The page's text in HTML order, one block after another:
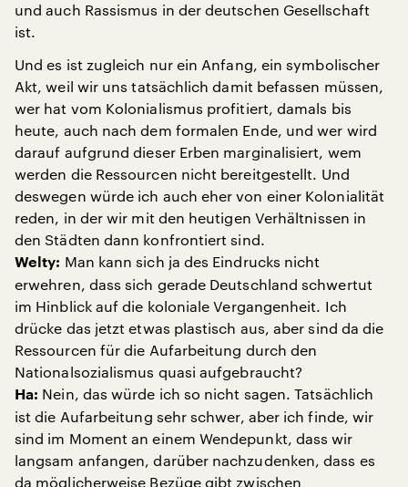
und auch Rassismus in der deutschen Gesellschaft
ist.
Und es ist zugleich nur ein Anfang, ein symbolischer
Akt, weil wir uns tatsächlich damit befassen müssen,
wer hat vom Kolonialismus profitiert, damals bis
heute, auch nach dem formalen Ende, und wer wird
darauf aufgrund dieser Erben marginalisiert, wem
werden die Ressourcen nicht bereitgestellt. Und
deswegen würde ich auch eher von einer Kolonialität
reden, in der wir mit den heutigen Verhältnissen in
den Städten dann konfrontiert sind.
Welty: Man kann sich ja des Eindrucks nicht
erwehren, dass sich gerade Deutschland schwertut
im Hinblick auf die koloniale Vergangenheit. Ich
drücke das jetzt etwas plastisch aus, aber sind da die
Ressourcen für die Aufarbeitung durch den
Nationalsozialismus quasi aufgebraucht?
Ha: Nein, das würde ich so nicht sagen. Tatsächlich
ist die Aufarbeitung sehr schwer, aber ich finde, wir
sind im Moment an einem Wendepunkt, dass wir
langsam anfangen, darüber nachzudenken, dass es
da möglicherweise Bezüge gibt zwischen